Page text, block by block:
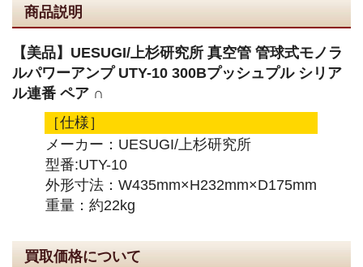
商品説明
【美品】UESUGI/上杉研究所 真空管 管球式モノラ
ルパワーアンプ UTY-10 300Bプッシュプル シリア
ル連番 ペア ∩
［仕様］
メーカー：UESUGI/上杉研究所
型番:UTY-10
外形寸法：W435mm×H232mm×D175mm
重量：約22kg
買取価格について